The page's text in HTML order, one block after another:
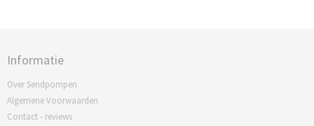
Informatie
Over Sendpompen
Algemene Voorwaarden
Contact - reviews